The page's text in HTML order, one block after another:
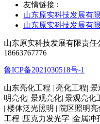
友情链接 :
山东原实科技发展有
山东原实科技发展有
山东原实科技发展有限责任
18663767776
鲁ICP备2021030518号-1
山东亮化工程 | 亮化工程|
明亮化| 景观亮化| 景观亮化
| 楼体泛光照明 | 院区照明
工程 |压克力发光字 |金属